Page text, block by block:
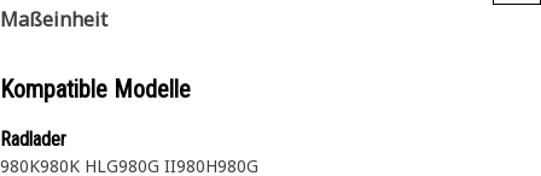
Maßeinheit
Kompatible Modelle
Radlader
980K980K HLG980G II980H980G